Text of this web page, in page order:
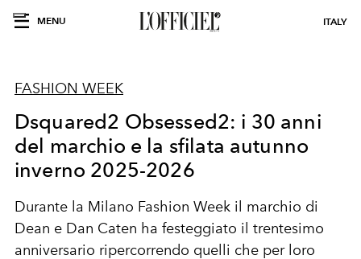
MENU ITALY
FASHION WEEK
Dsquared2 Obsessed2: i 30 anni
del marchio e la sfilata autunno
inverno 2025-2026
Durante la Milano Fashion Week il marchio di
Dean e Dan Caten ha festeggiato il trentesimo
anniversario ripercorrendo quelli che per loro